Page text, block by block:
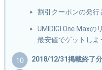
割引クーポンの発
UMIDIGI One Maxの
最安値でゲットしよ
2018/12/31掲載終了分